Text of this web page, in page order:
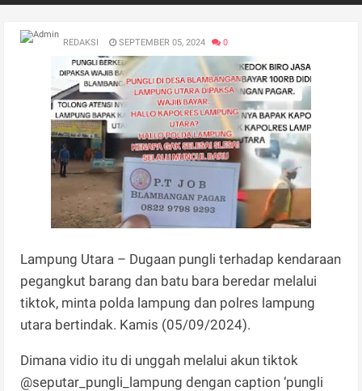
REDAKSI SEPTEMBER 05, 2024 0
Lampung Utara – Dugaan pungli terhadap kendaraan
pegangkut barang dan batu bara beredar melalui
tiktok, minta polda lampung dan polres lampung
utara bertindak. Kamis (05/09/2024).
Dimana vidio itu di unggah melalui akun tiktok
@seputar_pungli_lampung dengan caption ‘pungli